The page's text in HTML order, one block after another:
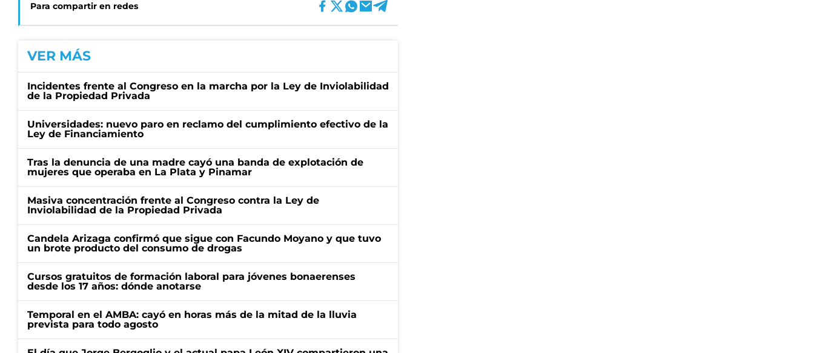
Para compartir en redes
VER MÁS
Incidentes frente al Congreso en la marcha por la Ley de Inviolabilidad
de la Propiedad Privada
Universidades: nuevo paro en reclamo del cumplimiento efectivo de la
Ley de Financiamiento
Tras la denuncia de una madre cayó una banda de explotación de
mujeres que operaba en La Plata y Pinamar
Masiva concentración frente al Congreso contra la Ley de
Inviolabilidad de la Propiedad Privada
Candela Arizaga confirmó que sigue con Facundo Moyano y que tuvo
un brote producto del consumo de drogas
Cursos gratuitos de formación laboral para jóvenes bonaerenses
desde los 17 años: dónde anotarse
Temporal en el AMBA: cayó en horas más de la mitad de la lluvia
prevista para todo agosto